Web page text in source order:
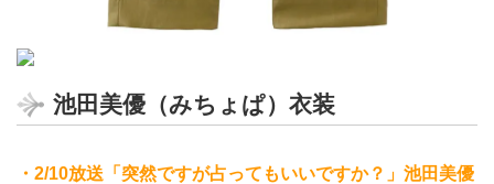
池田美優（みちょぱ）衣装
・2/10放送「突然ですが占ってもいいですか？」池田美優